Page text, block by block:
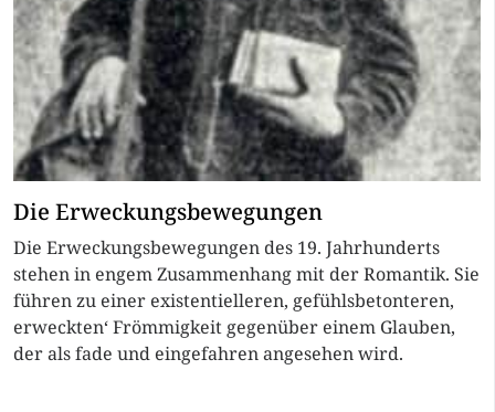
Die Erweckungsbewegungen
Die Erweckungsbewegungen des 19. Jahrhunderts
stehen in engem Zusammenhang mit der Romantik. Sie
führen zu einer existentielleren, gefühlsbetonteren‚
erweckten‘ Frömmigkeit gegenüber einem Glauben,
der als fade und eingefahren angesehen wird.